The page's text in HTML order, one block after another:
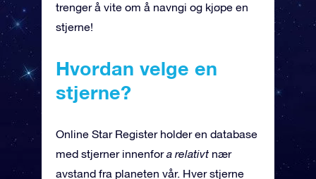
trenger å vite om å navngi og kjøpe en
stjerne!
Hvordan velge en
stjerne?
Online Star Register holder en database
med stjerner innenfora relativt nær
avstand fra planeten vår. Hver stjerne